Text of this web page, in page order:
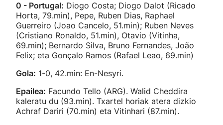
0 - Portugal: Diogo Costa; Diogo Dalot (Ricado
Horta, 79.min), Pepe, Ruben Dias, Raphael
Guerreiro (Joao Cancelo, 51.min); Ruben Neves
(Cristiano Ronaldo, 51.min), Otavio (Vitinha,
69.min); Bernardo Silva, Bruno Fernandes, João
Felix; eta Gonçalo Ramos (Rafael Leao, 69.min)
Gola: 1-0, 42.min: En-Nesyri.
Epailea: Facundo Tello (ARG). Walid Cheddira
kaleratu du (93.min). Txartel horiak atera dizkio
Achraf Dariri (70.min) eta Vitinhari (87.min).